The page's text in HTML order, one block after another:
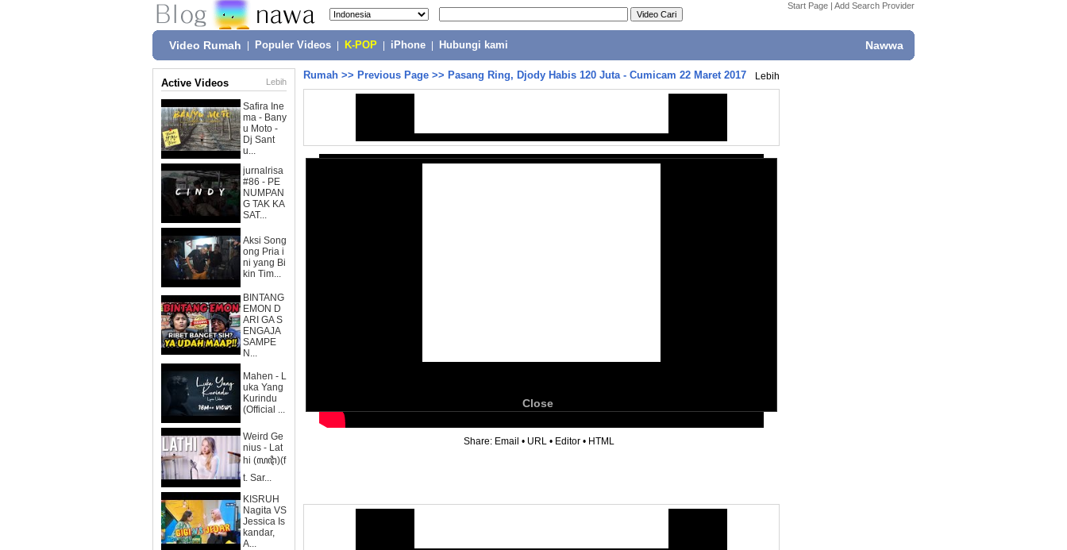
Start Page | Add Search Provider
Video Rumah Populer Videos K-POP iPhone Hubungi kami Nawwa
Active Videos Lebih
Safira Ine
ma - Bany
u Moto -
Dj Sant
u...
jurnalrisa
#86 - PE
NUMPAN
G TAK KA
SAT...
Aksi Song
ong Pria i
ni yang Bi
kin Tim...
BINTANG
EMON D
ARI GA S
ENGAJA
SAMPE
N...
Mahen - L
uka Yang
Kurindu
(Official ...
Weird Ge
nius - Lat
hi (ꦭꦛꦶ)(f
t. Sar...
KISRUH
Nagita VS
Jessica Is
kandar,
A...
Rumah >> Previous Page >> Pasang Ring, Djody Habis 120 Juta - Cumicam 22 Maret 2017 Lebih
Close
Share: Email • URL • Editor • HTML